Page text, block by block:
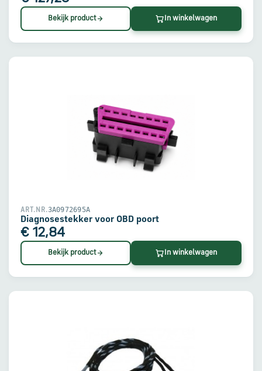
Bekijk product In winkelwagen
ART.NR.3A0972695A
Diagnosestekker voor OBD poort
€ 12,84
Bekijk product In winkelwagen